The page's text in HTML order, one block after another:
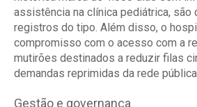
assistência na clínica pediátrica, são
registros do tipo. Além disso, o
compromisso com o acesso com a
mutirões destinados a reduzir filas
demandas reprimidas da rede
Gestão e governança